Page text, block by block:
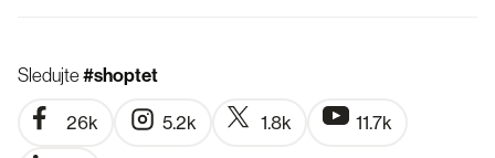
Sledujte#shoptet
26k 5.2k 1.8k 11.7k